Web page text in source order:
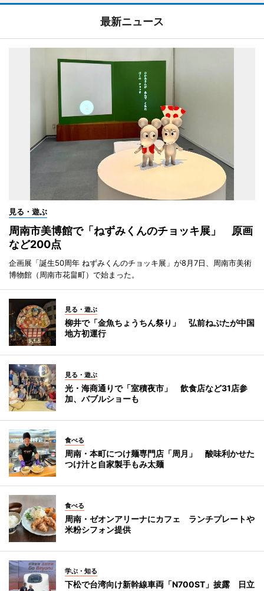
最新ニュース
見る・遊ぶ
周南市美博館で「ねずみくんのチョッキ展」 原画
など200点
企画展「誕生50周年 ねずみくんのチョッキ展」が8月7日、周南市美術
博物館（周南市花畠町）で始まった。
見る・遊ぶ
柳井で「金魚ちょうちん祭り」 弘前ねぷたが中国
地方初運行
見る・遊ぶ
光・海商通りで「室積夜市」 飲食店など31店参
加、バブルショーも
食べる
周南・本町につけ麺専門店「周月」 酸味利かせた
つけ汁と自家製手もみ太麺
食べる
周南・ゼオンアリーナにカフェ ランチプレートや
米粉シフォン提供
学ぶ・知る
下松で台湾向け新幹線車両「N700ST」披露 日立